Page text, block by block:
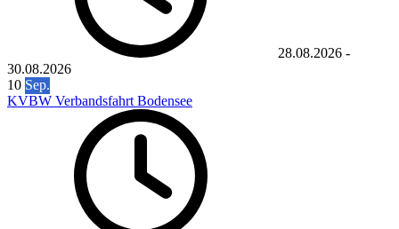
28.08.2026 -
30.08.2026
10 Sep.
KVBW Verbandsfahrt Bodensee